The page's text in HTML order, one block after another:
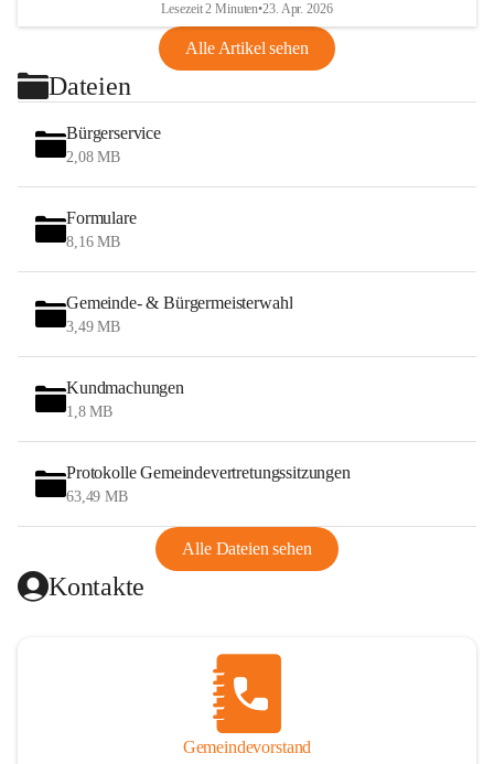
Lesezeit 2 Minuten•23. Apr. 2026
Alle Artikel sehen
Dateien
Bürgerservice
2,08 MB
Formulare
8,16 MB
Gemeinde- & Bürgermeisterwahl
3,49 MB
Kundmachungen
1,8 MB
Protokolle Gemeindevertretungssitzungen
63,49 MB
Alle Dateien sehen
Kontakte
Gemeindevorstand